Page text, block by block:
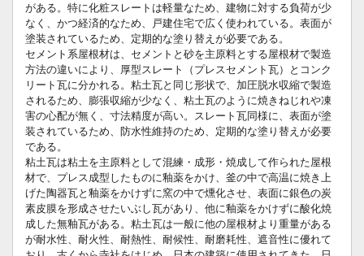
がある。特に化粧スレートは軽量なため、建物に対する負荷が少
なく、かつ経済的なため、戸建住宅で広く使われている。表面が
塗装されているため、定期的な塗り替えが必要である。
セメント系屋根材は、セメントと砂を主原料とする屋根材で製造
方法の違いにより、厚型スレート（プレスセメント瓦）とコンク
リート瓦に分かれる。粘土瓦と同じ形状で、加圧脱水収縮で製造
されるため、膨張収縮が少なく、粘土瓦のように焼きねじれや凍
害の心配が無く、寸法精度が高い。スレート瓦同様に、表面が塗
装されているため、防水性維持のため、定期的な塗り替えが必要
である。
粘土瓦は粘土を主原料として混練・成形・焼成して作られた屋根
材で、プレス成型したものに釉薬をかけ、釜の中で高温に焼き上
げた陶器瓦と釉薬をかけずに窯の中で燻化させ、表面に銀色の炭
素皮膜を形成させたいぶし瓦があり、他に釉薬をかけずに酸化焼
成した無釉瓦がある。粘土瓦は一般に他の屋根材より重量がある
が耐水性、耐火性、耐熱性、耐候性、耐磨耗性、遮音性に優れて